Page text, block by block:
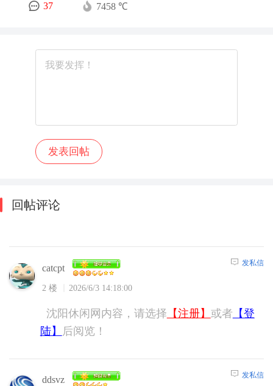
37 7458 ℃
回帖评论
catcpt
2 楼 2026/6/3 14:18:00
发私信
沈阳休闲网内容，请选择 【注册】 或者 【登
陆】
后阅览！
ddsvz 发私信